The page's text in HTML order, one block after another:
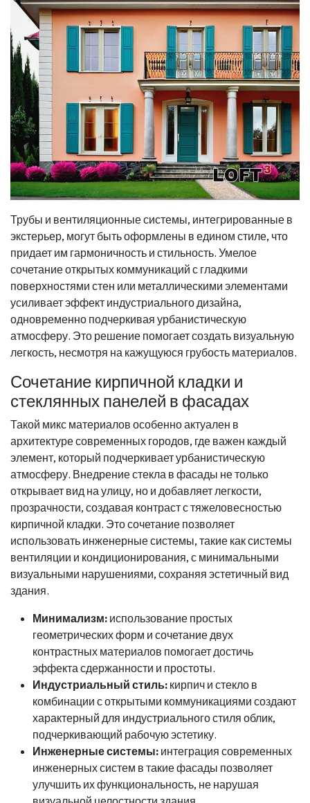
Трубы и вентиляционные системы, интегрированные в
экстерьер, могут быть оформлены в едином стиле, что
придает им гармоничность и стильность. Умелое
сочетание открытых коммуникаций с гладкими
поверхностями стен или металлическими элементами
усиливает эффект индустриального дизайна,
одновременно подчеркивая урбанистическую
атмосферу. Это решение помогает создать визуальную
легкость, несмотря на кажущуюся грубость материалов.
Сочетание кирпичной кладки и
стеклянных панелей в фасадах
Такой микс материалов особенно актуален в
архитектуре современных городов, где важен каждый
элемент, который подчеркивает урбанистическую
атмосферу. Внедрение стекла в фасады не только
открывает вид на улицу, но и добавляет легкости,
прозрачности, создавая контраст с тяжеловесностью
кирпичной кладки. Это сочетание позволяет
использовать инженерные системы, такие как системы
вентиляции и кондиционирования, с минимальными
визуальными нарушениями, сохраняя эстетичный вид
здания.
Минимализм: использование простых
геометрических форм и сочетание двух
контрастных материалов помогает достичь
эффекта сдержанности и простоты.
Индустриальный стиль: кирпич и стекло в
комбинации с открытыми коммуникациями создают
характерный для индустриального стиля облик,
подчеркивающий рабочую эстетику.
Инженерные системы: интеграция современных
инженерных систем в такие фасады позволяет
улучшить их функциональность, не нарушая